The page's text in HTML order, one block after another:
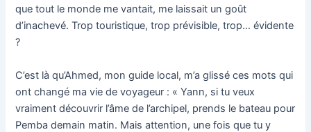
que tout le monde me vantait, me laissait un goût
d’inachevé. Trop touristique, trop prévisible, trop… évidente
?
C’est là qu’Ahmed, mon guide local, m’a glissé ces mots qui
ont changé ma vie de voyageur : « Yann, si tu veux
vraiment découvrir l’âme de l’archipel, prends le bateau pour
Pemba demain matin. Mais attention, une fois que tu y